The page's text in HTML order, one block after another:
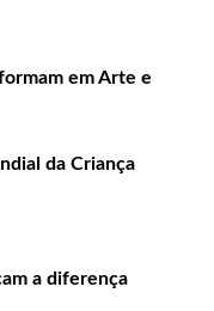
em Arte e
da Criança
a diferença